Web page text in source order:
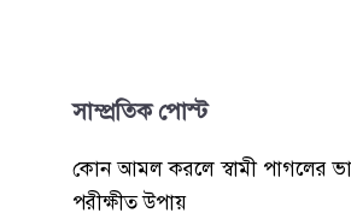
সাম্প্রতিক পোস্ট
কোন আমল করলে স্বামী পাগলের
পরীক্ষীত উপায়